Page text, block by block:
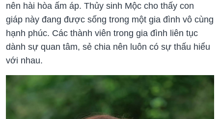
nên hài hòa ấm áp. Thủy sinh Mộc cho thấy con
giáp này đang được sống trong một gia đình vô cùng
hạnh phúc. Các thành viên trong gia đình liên tục
dành sự quan tâm, sẻ chia nên luôn có sự thấu hiểu
với nhau.